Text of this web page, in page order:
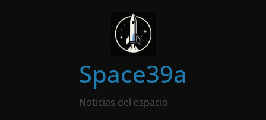
Space39a
Noticias del espacio